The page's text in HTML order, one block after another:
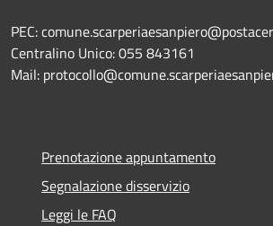
PEC:
Centralino Unico: 055 843161
Mail:
Prenotazione appuntamento
Segnalazione disservizio
Leggi le FAQ